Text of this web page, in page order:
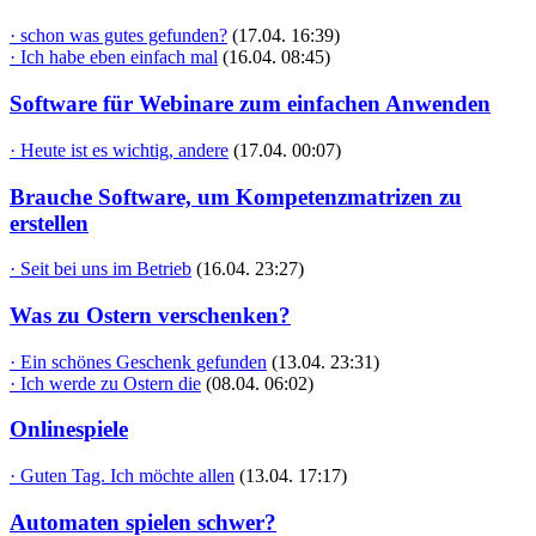
· schon was gutes gefunden? (17.04. 16:39)
· Ich habe eben einfach mal (16.04. 08:45)
Software für Webinare zum einfachen Anwenden
· Heute ist es wichtig, andere (17.04. 00:07)
Brauche Software, um Kompetenzmatrizen zu
erstellen
· Seit bei uns im Betrieb (16.04. 23:27)
Was zu Ostern verschenken?
· Ein schönes Geschenk gefunden (13.04. 23:31)
· Ich werde zu Ostern die (08.04. 06:02)
Onlinespiele
· Guten Tag. Ich möchte allen (13.04. 17:17)
Automaten spielen schwer?